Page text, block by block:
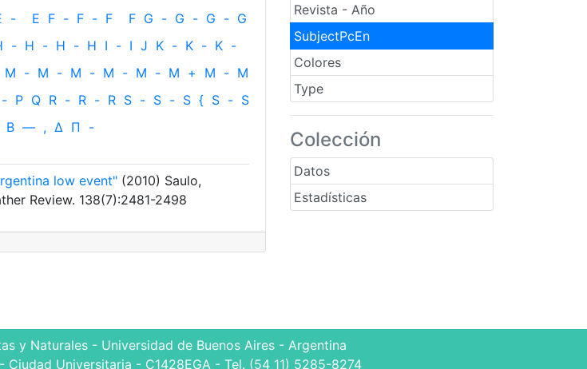
Revista - Año
SubjectPcEn
Colores
Type
Colección
Datos
Estadísticas
- E F - F - F F G - G - G - G
- H - H - H I - I J K - K - K -
M - M - M - M - M - M + M - M
- P Q R - R - R S - S - S { S - S
Β — , Δ Π -
low event" (2010) Saulo,
Review. 138(7):2481-2498
y Naturales - Universidad de Buenos Aires - Argentina
Ciudad Universitaria - C1428EGA - Tel. (54 11) 5285-8274